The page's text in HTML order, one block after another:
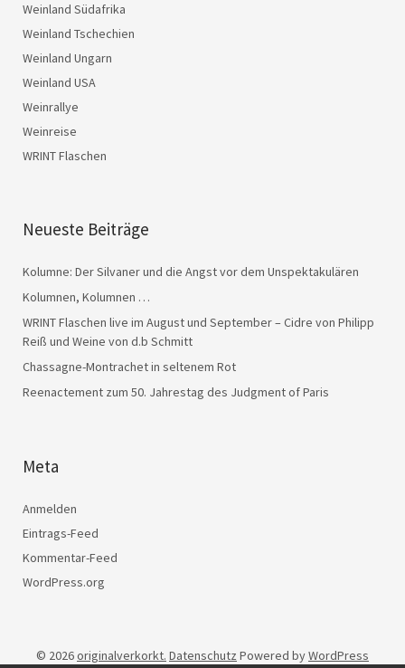
Weinland Südafrika
Weinland Tschechien
Weinland Ungarn
Weinland USA
Weinrallye
Weinreise
WRINT Flaschen
Neueste Beiträge
Kolumne: Der Silvaner und die Angst vor dem Unspektakulären
Kolumnen, Kolumnen …
WRINT Flaschen live im August und September – Cidre von Philipp
Reiß und Weine von d.b Schmitt
Chassagne-Montrachet in seltenem Rot
Reenactement zum 50. Jahrestag des Judgment of Paris
Meta
Anmelden
Eintrags-Feed
Kommentar-Feed
WordPress.org
© 2026originalverkorkt. Datenschutz Powered byWordPress